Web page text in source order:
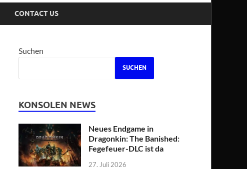
CONTACT US
Suchen
SUCHEN
KONSOLEN NEWS
Neues Endgame in
Dragonkin: The Banished:
Fegefeuer-DLC ist da
27. Juli 2026